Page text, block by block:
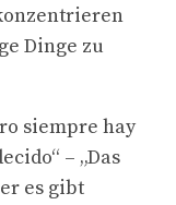
Dinge zu
siempre hay
– „Das
es gibt